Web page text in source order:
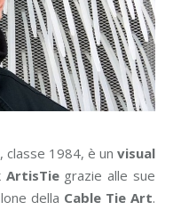
classe 1984, è un visual
ArtisTiegrazie alle sue
della Cable Tie Art.